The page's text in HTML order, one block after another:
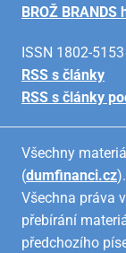
BROŽ
ISSN 1802-5153
RSS s články
RSS s články
Všechny
(dumfinanci.cz).
Všechna práva
přebírání
předchozího